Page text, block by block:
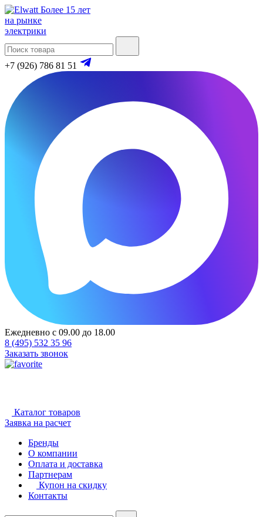
Более 15 лет
на рынке
электрики
+7 (926) 786 81 51
Ежедневно с 09.00 до 18.00
8 (495) 532 35 96
Заказать звонок
Каталог товаров
Заявка на расчет
Бренды
О компании
Оплата и доставка
Партнерам
Купон на скидку
Контакты